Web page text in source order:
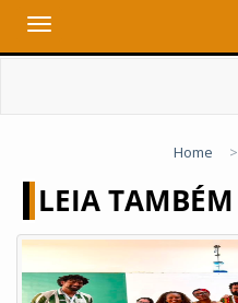
Toggle
navigation
Home >
LEIA TAMBÉM